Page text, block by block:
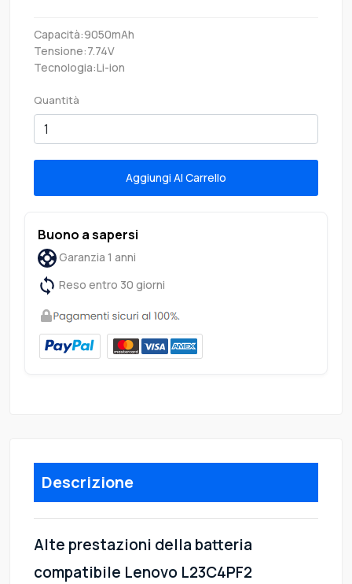
Capacità:9050mAh
Tensione:7.74V
Tecnologia:Li-ion
Quantità
Aggiungi Al Carrello
Buono a sapersi
Garanzia 1 anni
Reso entro 30 giorni
Descrizione
Alte prestazioni della batteria
compatibile Lenovo L23C4PF2